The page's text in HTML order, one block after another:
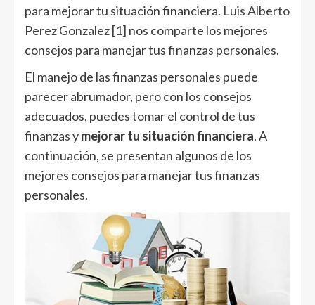
para mejorar tu situación financiera. Luis Alberto
Perez Gonzalez[1] nos comparte los mejores
consejos para manejar tus finanzas personales.
El manejo de las finanzas personales puede
parecer abrumador, pero con los consejos
adecuados, puedes tomar el control de tus
finanzas ymejorar tu situación financiera. A
continuación, se presentan algunos de los
mejores consejos para manejar tus finanzas
personales.